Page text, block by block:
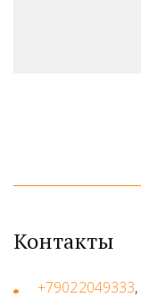
Контакты
+79022049333,